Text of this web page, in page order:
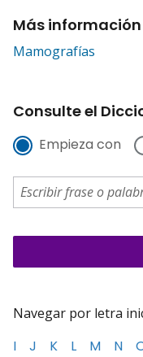
Más información
Mamografías
Consulte el
Empieza con
Navegar por letra
I
J K L M N